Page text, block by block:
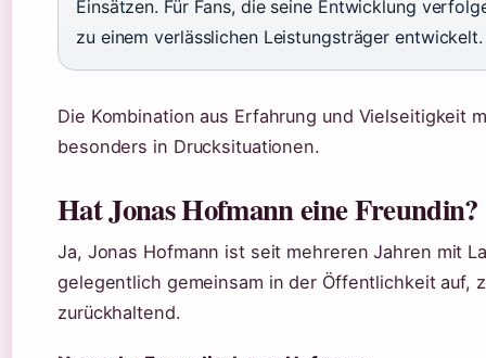
Einsätzen. Für Fans, die seine Entwicklung
zu einem verlässlichen Leistungsträger entwickelt.
Die Kombination aus Erfahrung und Vielseitigkeit
besonders in Drucksituationen.
Hat Jonas Hofmann eine Freundin?
Ja, Jonas Hofmann ist seit mehreren Jahren mit
gelegentlich gemeinsam in der Öffentlichkeit auf,
zurückhaltend.